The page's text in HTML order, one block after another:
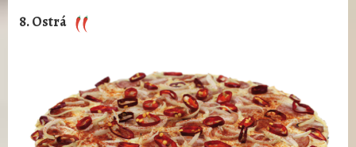
8. Ostrá